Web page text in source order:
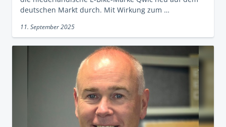
deutschen Markt durch. Mit Wirkung zum …
11. September 2025